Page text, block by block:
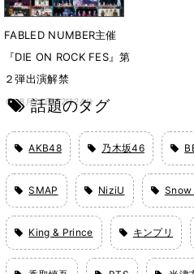
FABLED NUMBER主催
『DIE ON ROCK FES』第
２弾出演解禁
8月24日 22時24分
話題のタグ
AKB48 乃木坂46
SMAP NiziU Snow
King & Prince キンプリ